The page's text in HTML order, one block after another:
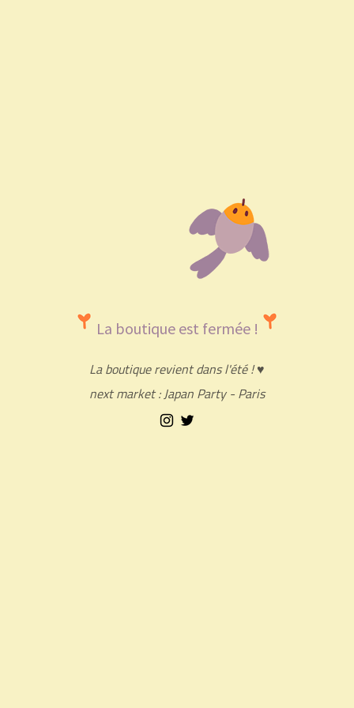
La boutique est fermée !
La boutique revient dans l'été ! ♥
next market : Japan Party - Paris